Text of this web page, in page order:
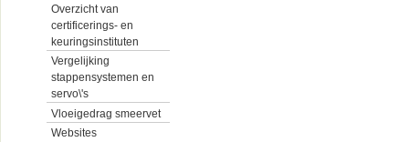
Overzicht van
certificerings- en
keuringsinstituten
Vergelijking
stappensystemen en
servo\'s
Vloeigedrag smeervet
Websites